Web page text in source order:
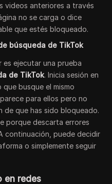
videos anteriores a través
no se carga o dice
que estés bloqueado.
búsqueda de TikTok
ejecutar una prueba
de TikTok. Inicia sesión en
busque el mismo
para ellos pero no
de que has sido bloqueado.
porque descarta errores
continuación, puede decidir
o simplemente seguir
en redes